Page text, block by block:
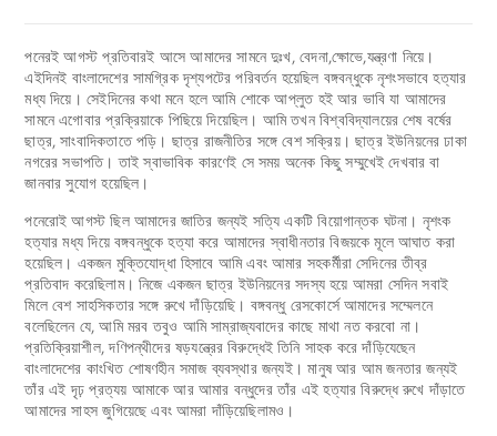
পনেরই আগস্ট প্রতিবারই আসে আমাদের সামনে দুঃখ, বেদনা,ক্ষোভে,যন্ত্রণা নিয়ে।
এইদিনই বাংলাদেশের সামগ্রিক দৃশ্যপটের পরিবর্তন হয়েছিল বঙ্গবন্ধুকে নৃশংসভাবে হত্যার
মধ্য দিয়ে। সেইদিনের কথা মনে হলে আমি শোকে আপ্লুত হই আর ভাবি যা আমাদের
সামনে এগোবার প্রক্রিয়াকে পিছিয়ে দিয়েছিল। আমি তখন বিশ্ববিদ্যালয়ের শেষ বর্ষের
ছাত্র, সাংবাদিকতাতে পড়ি। ছাত্র রাজনীতির সঙ্গে বেশ সক্রিয়। ছাত্র ইউনিয়নের ঢাকা
নগরের সভাপতি। তাই স্বাভাবিক কারণেই সে সময় অনেক কিছু সম্মুখেই দেখবার বা
জানবার সুযোগ হয়েছিল।
পনেরোই আগস্ট ছিল আমাদের জাতির জন্যই সত্যি একটি বিয়োগান্তক ঘটনা। নৃশংক
হত্যার মধ্য দিয়ে বঙ্গবন্ধুকে হত্যা করে আমাদের স্বাধীনতার বিজয়কে মূলে আঘাত করা
হয়েছিল। একজন মুক্তিযোদ্ধা হিসাবে আমি এবং আমার সহকর্মীরা সেদিনের তীব্র
প্রতিবাদ করেছিলাম। নিজে একজন ছাত্র ইউনিয়নের সদস্য হয়ে আমরা সেদিন সবাই
মিলে বেশ সাহসিকতার সঙ্গে রুখে দাঁড়িয়েছি। বঙ্গবন্ধু রেসকোর্সে আমাদের সম্মেলনে
বলেছিলেন যে, আমি মরব তবুও আমি সাম্রাজ্যবাদের কাছে মাথা নত করবো না।
প্রতিক্রিয়াশীল, দণিপন্থীদের ষড়যন্ত্রের বিরুদ্ধেই তিনি সাহক করে দাঁড়িযেছেন
বাংলাদেশের কাংখিত শোষণহীন সমাজ ব্যবস্থার জন্যই। মানুষ আর আম জনতার জন্যই
তাঁর এই দৃঢ় প্রত্যয় আমাকে আর আমার বন্ধুদের তাঁর এই হত্যার বিরুদ্ধে রুখে দাঁড়াতে
আমাদের সাহস জুগিয়েছে এবং আমরা দাঁড়িয়েছিলামও।